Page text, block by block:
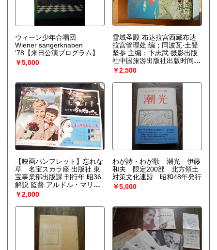
ウィーン少年合唱団
Wiener sangerknaben
’78【来日公演プログラム】
￥5,000
雪域圣殿-布达拉宫西藏布达
拉宫管理处 编；同波瓦·土登
坚参 主编；卞志武 摄影出版
社中国旅游出版社出版时间
1996-06页数198页
￥2,500
【映画パンフレット】忘れな
草 名宝スカラ座 出版社 東
宝事業部出版課 刊行年 昭36
解説 監督:アルドル・マリ
ア・ラーベナルト 出演:ザ
ビール・ベートマン フュル
チョ・タリアヴィーニ
1959年 西ドイツ=イタリア
=スイス 名宝スカラ座 B5
型 美本 裏表紙:ジャズ・
コーナー ナゴヤ栄町
￥2,000
わが詩・わが歌 潮光 伊藤
和夫 限定200部 北方領土
対策文化連盟 昭和48年発行
￥5,000